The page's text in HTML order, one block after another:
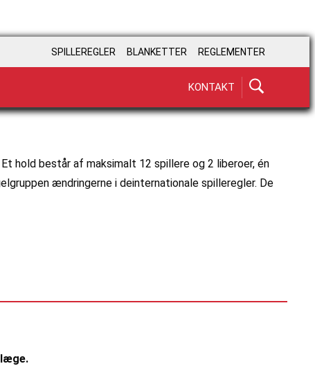
SPILLEREGLER BLANKETTER REGLEMENTER
KONTAKT
hold består af maksimalt 12 spillere og 2 liberoer, én
ændringerne i deinternationale spilleregler. De